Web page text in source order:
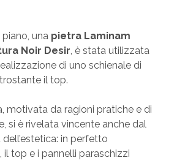
una pietra Laminam
Noir Desir, è stata utilizzata
di uno schienale di
il top.
motivata da ragioni pratiche e di
si è rivelata vincente anche dal
in perfetto
il top e i pannelli paraschizzi